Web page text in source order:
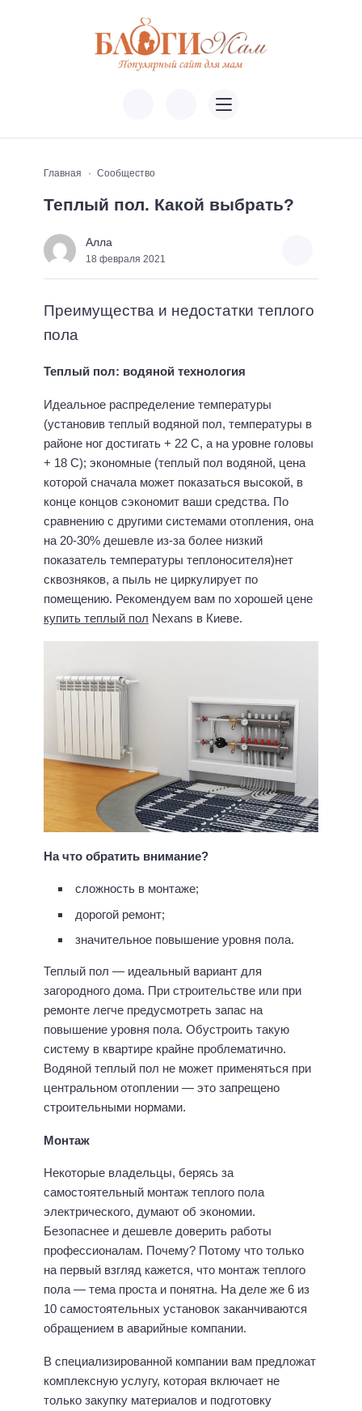
Главная Сообщество
Теплый пол. Какой выбрать?
Алла
18 февраля 2021
Преимущества и недостатки теплого
пола
Теплый пол: водяной технология
Идеальное распределение температуры
(установив теплый водяной пол, температуры в
районе ног достигать + 22 С, а на уровне головы
+ 18 С); экономные (теплый пол водяной, цена
которой сначала может показаться высокой, в
конце концов сэкономит ваши средства. По
сравнению с другими системами отопления, она
на 20-30% дешевле из-за более низкий
показатель температуры теплоносителя)нет
сквозняков, а пыль не циркулирует по
помещению. Рекомендуем вам по хорошей цене
купить теплый пол Nexans в Киеве.
На что обратить внимание?
сложность в монтаже;
дорогой ремонт;
значительное повышение уровня пола.
Теплый пол — идеальный вариант для
загородного дома. При строительстве или при
ремонте легче предусмотреть запас на
повышение уровня пола. Обустроить такую
систему в квартире крайне проблематично.
Водяной теплый пол не может применяться при
центральном отоплении — это запрещено
строительными нормами.
Монтаж
Некоторые владельцы, берясь за
самостоятельный монтаж теплого пола
электрического, думают об экономии.
Безопаснее и дешевле доверить работы
профессионалам. Почему? Потому что только
на первый взгляд кажется, что монтаж теплого
пола — тема проста и понятна. На деле же 6 из
10 самостоятельных установок заканчиваются
обращением в аварийные компании.
В специализированной компании вам предложат
комплексную услугу, которая включает не
только закупку материалов и подготовку